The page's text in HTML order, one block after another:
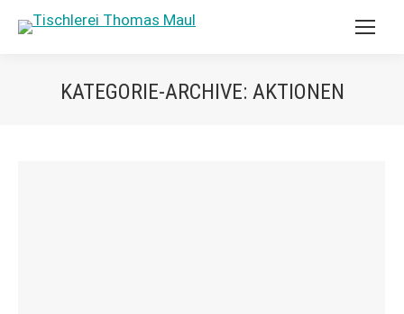
KATEGORIE-ARCHIVE: AKTIONEN